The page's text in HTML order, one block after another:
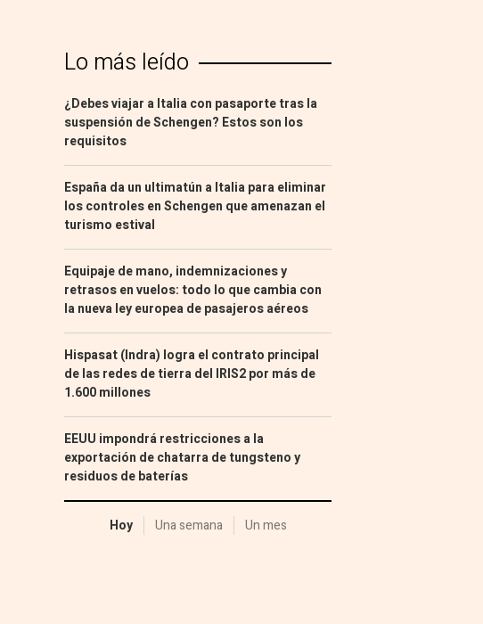
Lo más leído
¿Debes viajar a Italia con pasaporte tras la
suspensión de Schengen? Estos son los
requisitos
España da un ultimatún a Italia para eliminar
los controles en Schengen que amenazan el
turismo estival
Equipaje de mano, indemnizaciones y
retrasos en vuelos: todo lo que cambia con
la nueva ley europea de pasajeros aéreos
Hispasat (Indra) logra el contrato principal
de las redes de tierra del IRIS2 por más de
1.600 millones
EEUU impondrá restricciones a la
exportación de chatarra de tungsteno y
residuos de baterías
Hoy Una semana Un mes